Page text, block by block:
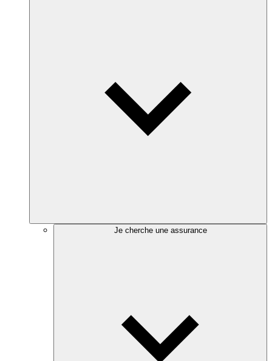
Je cherche une assurance